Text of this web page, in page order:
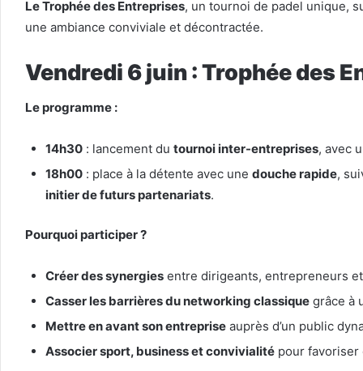
Le Trophée des Entreprises, un tournoi de padel unique,
une ambiance conviviale et décontractée.
Vendredi 6 juin : Trophée des
Le programme :
14h30 : lancement du tournoi inter-entreprises, avec
18h00 : place à la détente avec une douche rapide,
initier de futurs partenariats.
Pourquoi participer ?
Créer des synergies entre dirigeants, entrepreneurs
Casser les barrières du networking classique grâce à
Mettre en avant son entreprise auprès d’un public
Associer sport, business et convivialité pour favoriser